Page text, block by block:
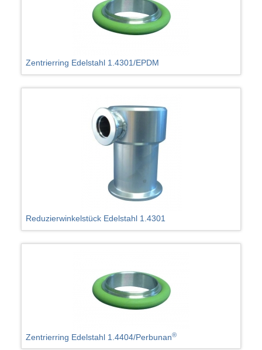
Zentrierring Edelstahl 1.4301/EPDM
Reduzierwinkelstück Edelstahl 1.4301
Zentrierring Edelstahl 1.4404/Perbunan®